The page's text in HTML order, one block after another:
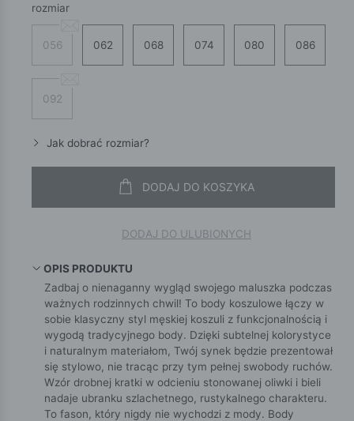
rozmiar
056 062 068 074 080 086
092
Jak dobrać rozmiar?
DODAJ DO KOSZYKA
DODAJ DO ULUBIONYCH
OPIS PRODUKTU
Zadbaj o nienaganny wygląd swojego maluszka podczas
ważnych rodzinnych chwil! To body koszulowe łączy w
sobie klasyczny styl męskiej koszuli z funkcjonalnością i
wygodą tradycyjnego body. Dzięki subtelnej kolorystyce
i naturalnym materiałom, Twój synek będzie prezentował
się stylowo, nie tracąc przy tym pełnej swobody ruchów.
Wzór drobnej kratki w odcieniu stonowanej oliwki i bieli
nadaje ubranku szlachetnego, rustykalnego charakteru.
To fason, który nigdy nie wychodzi z mody. Body